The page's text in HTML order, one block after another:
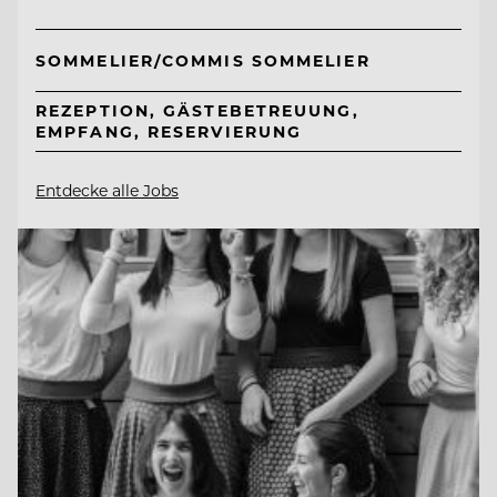
SOMMELIER/COMMIS SOMMELIER
REZEPTION, GÄSTEBETREUUNG,
EMPFANG, RESERVIERUNG
Entdecke alle Jobs